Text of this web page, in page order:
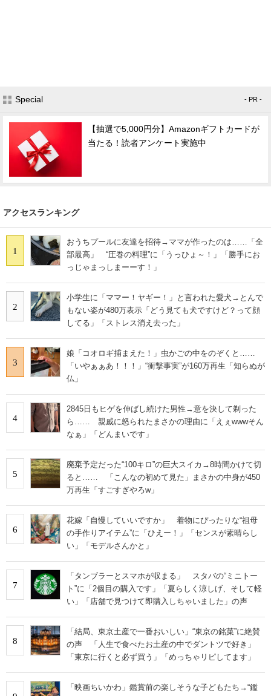
Special - PR -
【抽選で5,000円分】Amazonギフトカードが
当たる！読者アンケート実施中
アクセスランキング
1
おうちプールに友達を招待→ママが作ったのは……「全
部最高」 “圧巻の料理”に「うっひょ～！」「勝手にお
っじゃまっしまーーす！」
2
小学生に「ママー！ヤギー！」と言われた愛犬→とんで
もない姿が480万表示「どう見ても犬ですけど？って顔
してる」「ストレス消え去った」
3
娘「コオロギ捕まえた！」虫かごの中をのぞくと……
「いやぁぁあ！！！」“衝撃事実”が160万再生「知らぬが
仏」
4
2845日もヒゲを伸ばし続けた男性→意を決して剃った
ら…… 親戚に怒られたまさかの理由に「えぇwwwそん
なぁ」「どんまいです」
5
廃棄予定だった“100キロ”の巨大スイカ→8時間かけて切
ると…… 「こんなの初めて見た」まさかの中身が450
万再生「すごすぎやろw」
6
花嫁「自慢していいですか」 着物にぴったりな“祖母
の手作りアイテム”に「ひえー！」「センスが素晴らし
い」「モデルさんかと」
7
「タンブラーとスマホが収まる」 スタバの“ミニトー
ト”に「2個目の購入です」「夏らしく涼しげ、そして軽
い」「店舗で見つけて即購入しちゃいました」の声
8
「結局、東京土産で一番おいしい」“東京の銘菓”に絶賛
の声 「人生で食べたお土産の中でダントツで好き」
「東京に行くと必ず買う」「めっちゃリピしてます」
「映画ちいかわ」鑑賞前の楽しそうな子どもたち→“鑑